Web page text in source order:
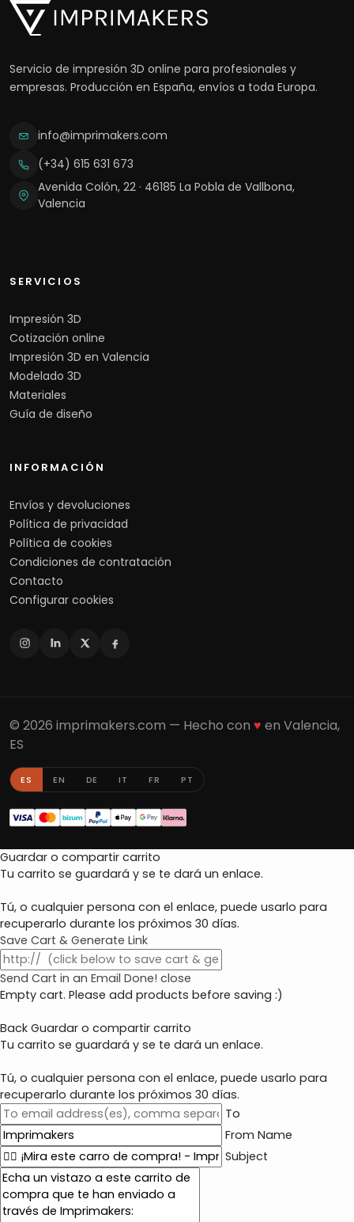
Servicio de impresión 3D online para profesionales y
empresas. Producción en España, envíos a toda Europa.
info@imprimakers.com
(+34) 615 631 673
Avenida Colón, 22 · 46185 La Pobla de Vallbona,
Valencia
SERVICIOS
Impresión 3D
Cotización online
Impresión 3D en Valencia
Modelado 3D
Materiales
Guía de diseño
INFORMACIÓN
Envíos y devoluciones
Política de privacidad
Política de cookies
Condiciones de contratación
Contacto
Configurar cookies
© 2026 imprimakers.com — Hecho con ♥ en Valencia,
ES
ES EN DE IT FR PT
Guardar o compartir carrito
Tu carrito se guardará y se te dará un enlace.
Tú, o cualquier persona con el enlace, puede usarlo para
recuperarlo durante los próximos 30 días.
Save Cart & Generate Link
Send Cart in an Email Done! close
Empty cart. Please add products before saving :)
Back Guardar o compartir carrito
Tu carrito se guardará y se te dará un enlace.
Tú, o cualquier persona con el enlace, puede usarlo para
recuperarlo durante los próximos 30 días.
To
From Name
Subject
E
m
a